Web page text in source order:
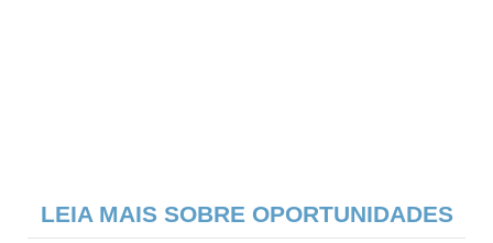
LEIA MAIS SOBRE OPORTUNIDADES